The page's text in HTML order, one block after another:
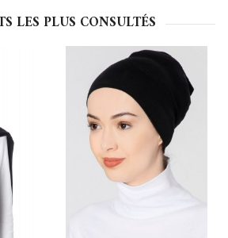
LES PLUS CONSULTÉS